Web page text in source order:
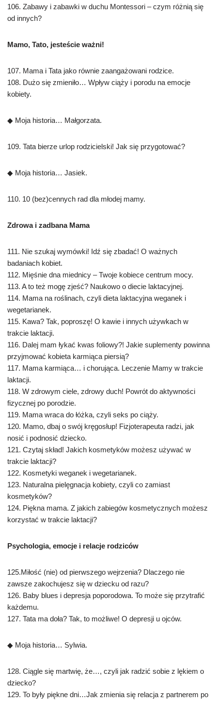
106. Zabawy i zabawki w duchu Montessori – czym różnią się
od innych?
Mamo, Tato, jesteście ważni!
107. Mama i Tata jako równie zaangażowani rodzice.
108. Dużo się zmieniło… Wpływ ciąży i porodu na emocje
kobiety.
◆ Moja historia… Małgorzata.
109. Tata bierze urlop rodzicielski! Jak się przygotować?
◆ Moja historia… Jasiek.
110. 10 (bez)cennych rad dla młodej mamy.
Zdrowa i zadbana Mama
111. Nie szukaj wymówki! Idź się zbadać! O ważnych
badaniach kobiet.
112. Mięśnie dna miednicy – Twoje kobiece centrum mocy.
113. A to też mogę zjeść? Naukowo o diecie laktacyjnej.
114. Mama na roślinach, czyli dieta laktacyjna weganek i
wegetarianek.
115. Kawa? Tak, poproszę! O kawie i innych używkach w
trakcie laktacji.
116. Dalej mam łykać kwas foliowy?! Jakie suplementy powinna
przyjmować kobieta karmiąca piersią?
117. Mama karmiąca… i chorująca. Leczenie Mamy w trakcie
laktacji.
118. W zdrowym ciele, zdrowy duch! Powrót do aktywności
fizycznej po porodzie.
119. Mama wraca do łóżka, czyli seks po ciąży.
120. Mamo, dbaj o swój kręgosłup! Fizjoterapeuta radzi, jak
nosić i podnosić dziecko.
121. Czytaj skład! Jakich kosmetyków możesz używać w
trakcie laktacji?
122. Kosmetyki weganek i wegetarianek.
123. Naturalna pielęgnacja kobiety, czyli co zamiast
kosmetyków?
124. Piękna mama. Z jakich zabiegów kosmetycznych możesz
korzystać w trakcie laktacji?
Psychologia, emocje i relacje rodziców
125.Miłość (nie) od pierwszego wejrzenia? Dlaczego nie
zawsze zakochujesz się w dziecku od razu?
126. Baby blues i depresja poporodowa. To może się przytrafić
każdemu.
127. Tata ma doła? Tak, to możliwe! O depresji u ojców.
◆ Moja historia… Sylwia.
128. Ciągle się martwię, że…, czyli jak radzić sobie z lękiem o
dziecko?
129. To były piękne dni…Jak zmienia się relacja z partnerem po